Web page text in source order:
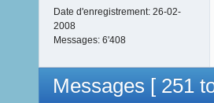
Date d'enregistrement: 26-02-
2008
Messages: 6'408
Messages [ 251